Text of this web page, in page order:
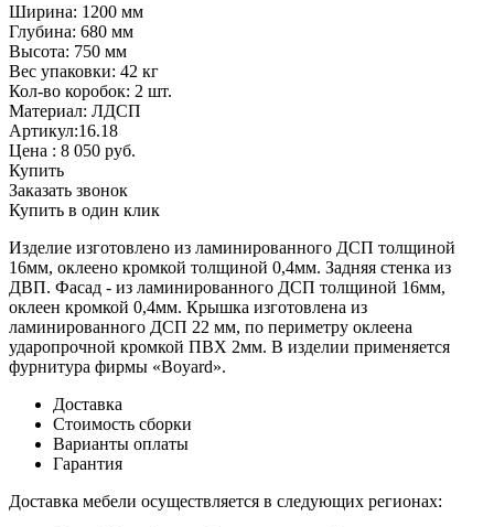
Ширина: 1200 мм
Глубина: 680 мм
Высота: 750 мм
Вес упаковки: 42 кг
Кол-во коробок: 2 шт.
Материал: ЛДСП
Артикул:16.18
Цена : 8 050 руб.
Купить
Заказать звонок
Купить в один клик
Изделие изготовлено из ламинированного ДСП толщиной
16мм, оклеено кромкой толщиной 0,4мм. Задняя стенка из
ДВП. Фасад - из ламинированного ДСП толщиной 16мм,
оклеен кромкой 0,4мм. Крышка изготовлена из
ламинированного ДСП 22 мм, по периметру оклеена
ударопрочной кромкой ПВХ 2мм. В изделии применяется
фурнитура фирмы «Boyard».
Доставка
Стоимость сборки
Варианты оплаты
Гарантия
Доставка мебели осуществляется в следующих регионах: